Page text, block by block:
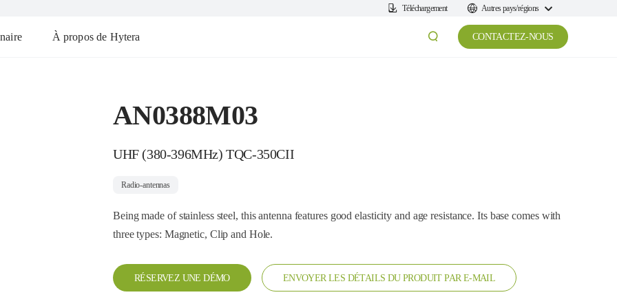
Téléchargement Autres pays/régions
À propos de Hytera CONTACTEZ-NOUS
AN0388M03
UHF (380-396MHz) TQC-350CII
Radio-antennas
Being made of stainless steel, this antenna features good elasticity and age resistance. Its base comes with
three types: Magnetic, Clip and Hole.
RÉSERVEZ UNE DÉMO ENVOYER LES DÉTAILS DU PRODUIT PAR E-MAIL